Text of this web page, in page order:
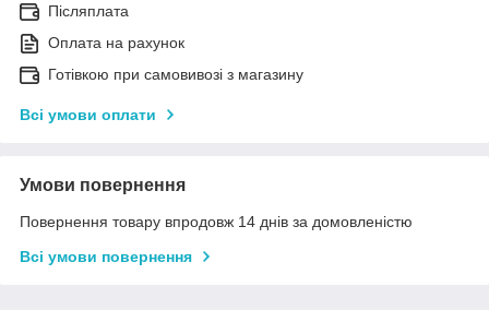
Післяплата
Оплата на рахунок
Готівкою при самовивозі з магазину
Всі умови оплати
Умови повернення
Повернення товару впродовж 14 днів за домовленістю
Всі умови повернення